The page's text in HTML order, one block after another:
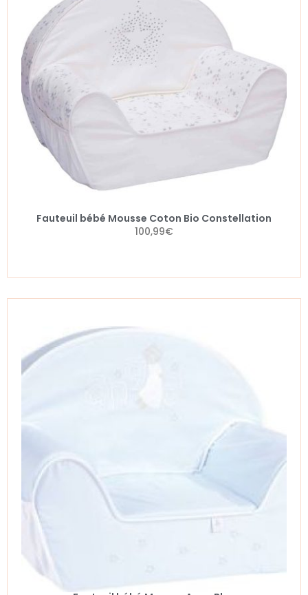
Fauteuil bébé Mousse Coton Bio Constellation
100,99€